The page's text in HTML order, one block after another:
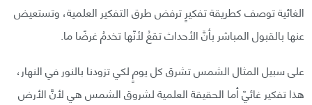
الغائية توصف كطريقة تفكيرٍ ترفض طرق التفكير العلمية، وتستعيض
عنها بالقبول المباشر بأنَّ الأحداث تقعُ لأنّها تخدمُ غرضًا ما.
على سبيل المثال الشمس تشرق كل يومٍ لكي تزودنا بالنور في النهار،
هذا تفكير غائيّ أما الحقيقة العلمية لشروق الشمس هي لأنَّ الأرض